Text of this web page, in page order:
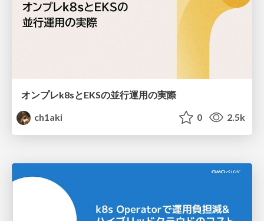
オンプレk8sとEKSの並行運用の実際
ch1aki
0 2.5k